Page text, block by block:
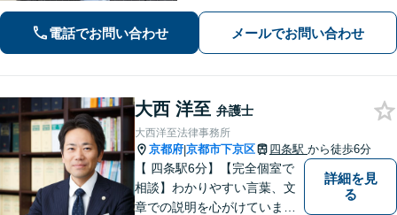
上げ／英仏日契約法務／ハーグ条約案
件などお任せ【WEB対応｜休日・夜間
電話でお問い合わせ メールでお問い合わせ
大西 洋至 弁護士
大西洋至法律事務所
京都府|京都市下京区 四条駅 から徒歩6分
【 四条駅6分】【完全個室で
相談】わかりやすい言葉、文
章での説明を心がけていま
詳細を見
る